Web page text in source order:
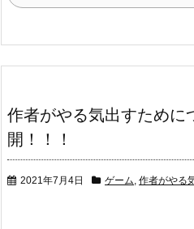
作者がやる気出すため
開！！！
2021年7月4日 ゲーム, 作者がやる